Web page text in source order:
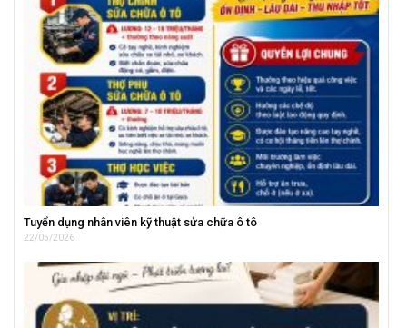
Tuyển dụng nhân viên kỹ thuật sửa chữa ô tô
22/05/2026